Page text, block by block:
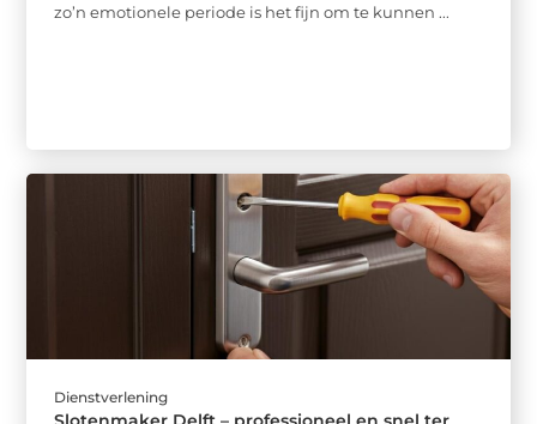
zo’n emotionele periode is het fijn om te kunnen ...
Dienstverlening